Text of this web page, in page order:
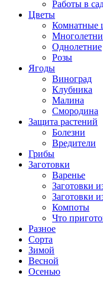
Работы в
Цветы
Комнатные
Однолетние
Розы
Ягоды
Виноград
Клубника
Малина
Смородина
Защита растений
Болезни
Вредители
Грибы
Заготовки
Варенье
Заготовки
Заготовки
Компоты
Что
Разное
Сорта
Зимой
Весной
Осенью